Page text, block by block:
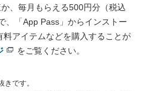
、毎月もらえる500円分（税込
、「App Pass」からインストー
アイテムなどを購入することが
をご覧ください。
です。